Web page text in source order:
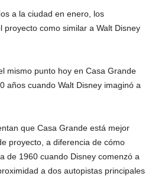
a la ciudad en enero, los
proyecto como similar a Walt Disney
mismo punto hoy en Casa Grande
años cuando Walt Disney imaginó a
que Casa Grande está mejor
proyecto, a diferencia de cómo
de 1960 cuando Disney comenzó a
a dos autopistas principales